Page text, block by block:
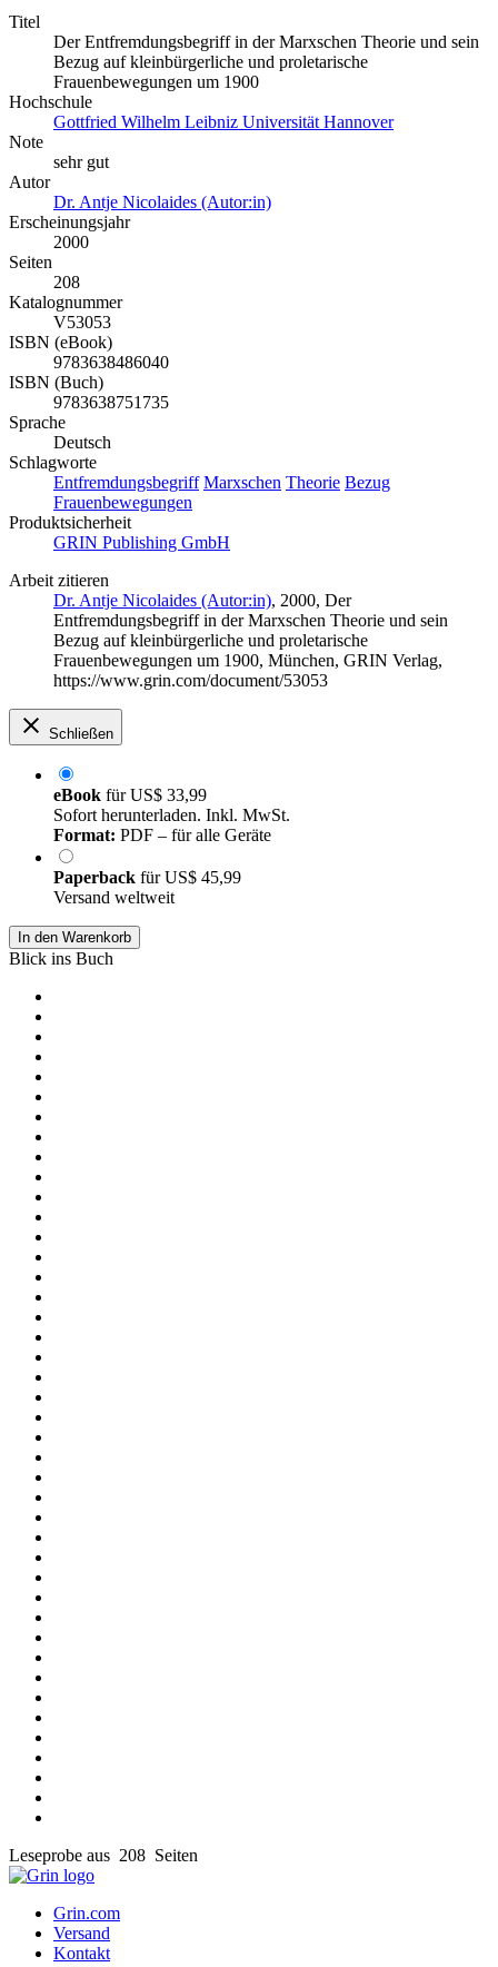
Titel
Der Entfremdungsbegriff in der Marxschen Theorie und sein
Bezug auf kleinbürgerliche und proletarische
Frauenbewegungen um 1900
Hochschule
Gottfried Wilhelm Leibniz Universität Hannover
Note
sehr gut
Autor
Dr. Antje Nicolaides (Autor:in)
Erscheinungsjahr
2000
Seiten
208
Katalognummer
V53053
ISBN (eBook)
9783638486040
ISBN (Buch)
9783638751735
Sprache
Deutsch
Schlagworte
Entfremdungsbegriff Marxschen Theorie Bezug
Frauenbewegungen
Produktsicherheit
GRIN Publishing GmbH
Arbeit zitieren
Dr. Antje Nicolaides (Autor:in), 2000, Der
Entfremdungsbegriff in der Marxschen Theorie und sein
Bezug auf kleinbürgerliche und proletarische
Frauenbewegungen um 1900, München, GRIN Verlag,
https://www.grin.com/document/53053
Schließen
eBook fürUS$ 33,99
Sofort herunterladen. Inkl. MwSt.
Format: PDF – für alle Geräte
Paperback fürUS$ 45,99
Versand weltweit
In den Warenkorb
Blick ins Buch